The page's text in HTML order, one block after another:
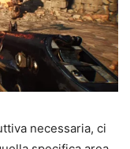
necessaria, ci